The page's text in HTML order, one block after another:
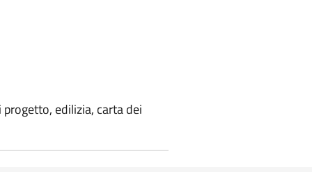
edilizia, carta dei